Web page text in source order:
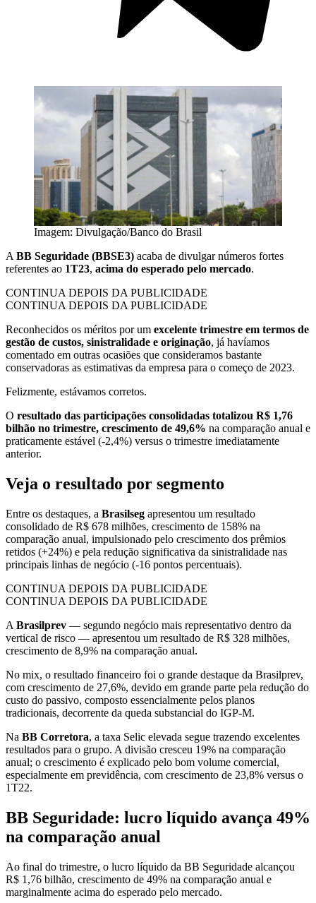
Imagem: Divulgação/Banco do Brasil
A BB Seguridade (BBSE3) acaba de divulgar números fortes
referentes ao 1T23, acima do esperado pelo mercado.
CONTINUA DEPOIS DA PUBLICIDADE
CONTINUA DEPOIS DA PUBLICIDADE
Reconhecidos os méritos por um excelente trimestre em termos de
gestão de custos, sinistralidade e originação, já havíamos
comentado em outras ocasiões que consideramos bastante
conservadoras as estimativas da empresa para o começo de 2023.
Felizmente, estávamos corretos.
O resultado das participações consolidadas totalizou R$ 1,76
bilhão no trimestre, crescimento de 49,6% na comparação anual e
praticamente estável (-2,4%) versus o trimestre imediatamente
anterior.
Veja o resultado por segmento
Entre os destaques, a Brasilseg apresentou um resultado
consolidado de R$ 678 milhões, crescimento de 158% na
comparação anual, impulsionado pelo crescimento dos prêmios
retidos (+24%) e pela redução significativa da sinistralidade nas
principais linhas de negócio (-16 pontos percentuais).
CONTINUA DEPOIS DA PUBLICIDADE
CONTINUA DEPOIS DA PUBLICIDADE
A Brasilprev — segundo negócio mais representativo dentro da
vertical de risco — apresentou um resultado de R$ 328 milhões,
crescimento de 8,9% na comparação anual.
No mix, o resultado financeiro foi o grande destaque da Brasilprev,
com crescimento de 27,6%, devido em grande parte pela redução do
custo do passivo, composto essencialmente pelos planos
tradicionais, decorrente da queda substancial do IGP-M.
Na BB Corretora, a taxa Selic elevada segue trazendo excelentes
resultados para o grupo. A divisão cresceu 19% na comparação
anual; o crescimento é explicado pelo bom volume comercial,
especialmente em previdência, com crescimento de 23,8% versus o
1T22.
BB Seguridade: lucro líquido avança 49%
na comparação anual
Ao final do trimestre, o lucro líquido da BB Seguridade alcançou
R$ 1,76 bilhão, crescimento de 49% na comparação anual e
marginalmente acima do esperado pelo mercado.